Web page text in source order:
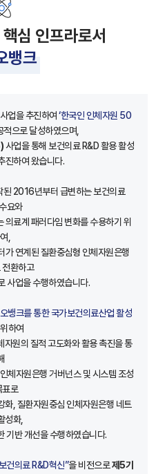
심 인프라로서
뱅크
사업을 추진하여‘한국인 인체자원 50
으로 달성하였으며,
사업을 통해 보건의료 R&D 활용 활성
진하여 왔습니다.
된 2016년부터 급변하는 보건의료
요와
료계 패러다임 변화를 수용하기 위
,
가 연계된 질환중심형 인체자원은행
전환하고
사업을 수행하였습니다.
뱅크를 통한 국가보건의료산업 활성
하여
원의 질적 고도화와 활용 촉진을 통
체자원은행 거버넌스 및 시스템 조성
표로
화, 질환자원중심 인체자원은행 네트
성화,
기반 개선을 수행하였습니다.
건의료 R&D혁신”을 비전으로제5기